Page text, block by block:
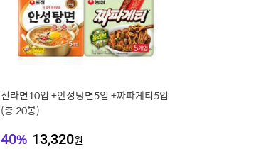
신라면10입 +안성탕면5입 +짜파게티5입
(총 20봉)
40% 13,320원